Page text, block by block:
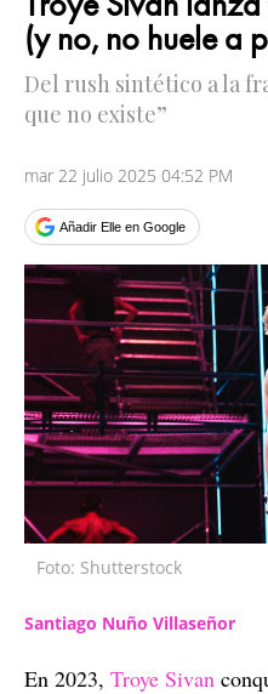
(y no, no huele a
Del rush sintético a la
que no existe”
mar 22 julio 2025 04:52 PM
Añadir Elle en Google
Foto: Shutterstock
Santiago Nuño Villaseñor
En 2023, Troye Sivan